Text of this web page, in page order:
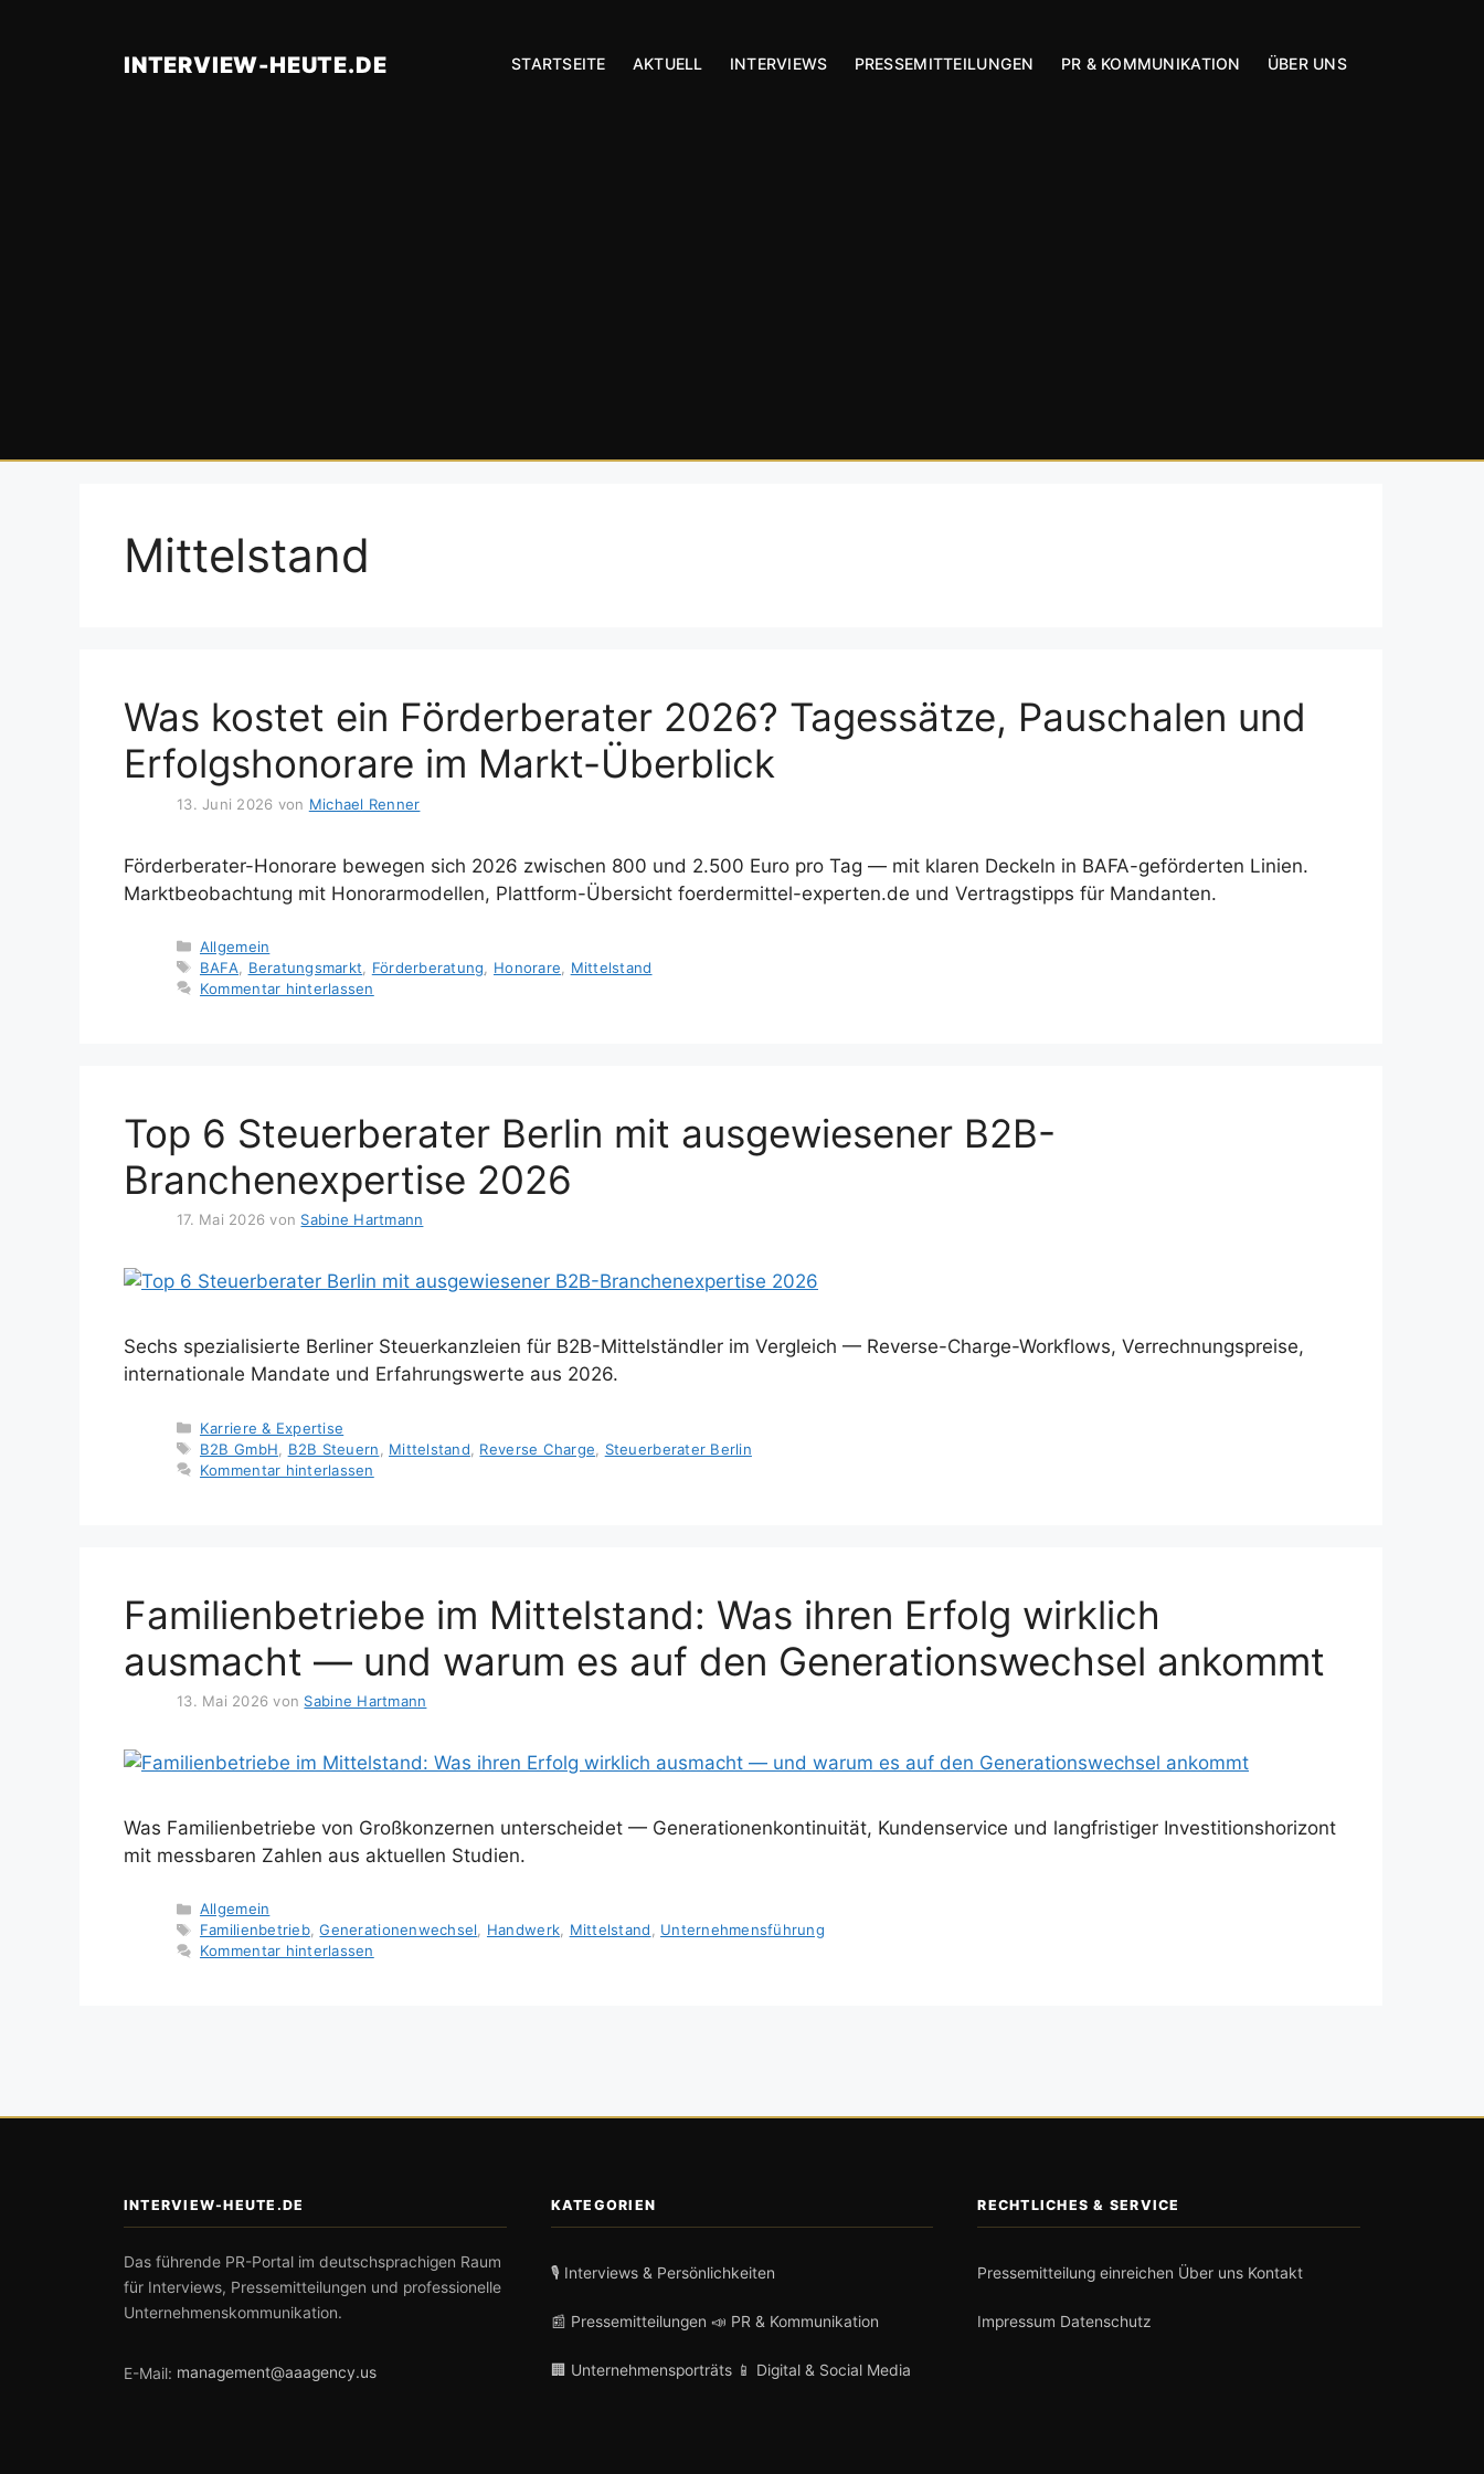
INTERVIEW-HEUTE.DE STARTSEITE AKTUELL INTERVIEWS PRESSEMITTEILUNGEN PR & KOMMUNIKATION ÜBER UNS
Mittelstand
Was kostet ein Förderberater 2026? Tagessätze, Pauschalen und
Erfolgshonorare im Markt-Überblick
13. Juni 2026 von Michael Renner
Förderberater-Honorare bewegen sich 2026 zwischen 800 und 2.500 Euro pro Tag — mit klaren Deckeln in BAFA-geförderten Linien.
Marktbeobachtung mit Honorarmodellen, Plattform-Übersicht foerdermittel-experten.de und Vertragstipps für Mandanten.
Kategorien
Allgemein
Schlagwörter
BAFA Beratungsmarkt Förderberatung Honorare
Mittelstand
Kommentar hinterlassen
Top 6 Steuerberater Berlin mit ausgewiesener B2B-
Branchenexpertise 2026
17. Mai 2026 von Sabine Hartmann
Sechs spezialisierte Berliner Steuerkanzleien für B2B-Mittelständler im Vergleich — Reverse-Charge-Workflows, Verrechnungspreise,
internationale Mandate und Erfahrungswerte aus 2026.
Kategorien
Karriere & Expertise
Schlagwörter
B2B GmbH B2B Steuern Mittelstand Reverse Charge
Steuerberater Berlin
Kommentar hinterlassen
Familienbetriebe im Mittelstand: Was ihren Erfolg wirklich
ausmacht — und warum es auf den Generationswechsel ankommt
13. Mai 2026 von Sabine Hartmann
Was Familienbetriebe von Großkonzernen unterscheidet — Generationenkontinuität, Kundenservice und langfristiger Investitionshorizont
mit messbaren Zahlen aus aktuellen Studien.
Kategorien
Allgemein
Schlagwörter
Familienbetrieb,Generationenwechsel, Handwerk, Mittelstand, Unternehmensführung
Kommentar hinterlassen
INTERVIEW-HEUTE.DE
Das führende PR-Portal im deutschsprachigen Raum
für Interviews, Pressemitteilungen und professionelle
Unternehmenskommunikation.
E-Mail: management@aaagency.us
KATEGORIEN
🎙️ Interviews & Persönlichkeiten
📰 Pressemitteilungen 📣 PR & Kommunikation
🏢 Unternehmensporträts 📱 Digital & Social Media
RECHTLICHES & SERVICE
Pressemitteilung einreichen Über uns Kontakt
Impressum Datenschutz